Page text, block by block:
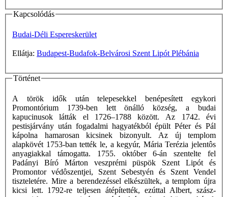
Kapcsolódás
Budai-Déli Espereskerület
Ellátja: Budapest-Budafok-Belvárosi Szent Lipót Plébánia
Történet
A török idők után telepesekkel benépesített egykori
Promontórium 1739-ben lett önálló község, a budai
kapucinusok látták el 1726–1788 között. Az 1742. évi
pestisjárvány után fogadalmi hagyatékból épült Péter és Pál
kápolna hamarosan kicsinek bizonyult. Az új templom
alapkövét 1753-ban tették le, a kegyúr, Mária Terézia jelentôs
anyagiakkal támogatta. 1755. október 6-án szentelte fel
Padányi Bíró Márton veszprémi püspök Szent Lipót és
Promontor védôszentjei, Szent Sebestyén és Szent Vendel
tiszteletére. Mire a berendezéssel elkészültek, a templom újra
kicsi lett. 1792-re teljesen átépítették, ezúttal Albert, szász-